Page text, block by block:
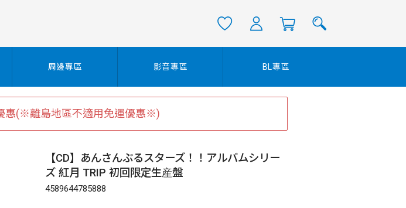
周邊專區 影音專區 BL專區
惠(※離島地區不適用免運優惠※)
【CD】あんさんぶるスターズ！！アルバムシリー
ズ 紅月 TRIP 初回限定生産盤
4589644785888